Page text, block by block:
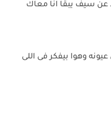
عن سيف يبقا انا معاك
وهوا بيفكر فى اللى